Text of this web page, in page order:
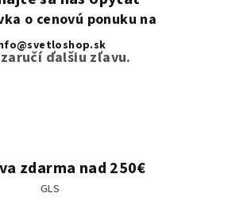
o cenovú ponuku na
ďalšiu zľavu.
zdarma nad 250€
GLS